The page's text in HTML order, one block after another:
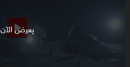
يعرض الآن